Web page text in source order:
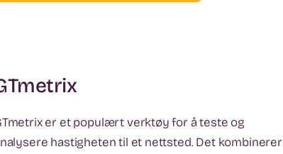
er et populært verktøy for å teste og
hastigheten til et nettsted. Det kombinerer